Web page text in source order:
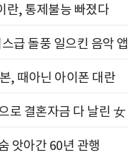
란, 통제불능 빠졌다
급 돌풍 일으킨 음악 앱
, 때아닌 아이폰 대란
로 결혼자금 다 날린 女
앗아간 60년 관행